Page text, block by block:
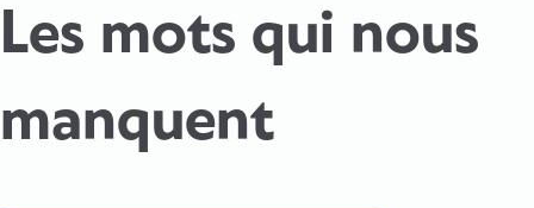
Les mots qui nous
manquent